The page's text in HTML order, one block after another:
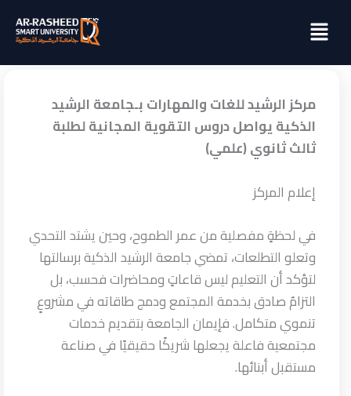
Menu
مركز الرشيد للغات والمهارات بـجامعة الرشيد
الذكية يواصل دروس التقوية المجانية لطلبة
ثالث ثانوي (علمي)
إعلام المركز
في لحظةٍ مفصلية من عمر الطموح، وحين يشتد التحدي
وتعلو التطلعات، تمضي جامعة الرشيد الذكية برسالتها
لتؤكد أن التعليم ليس قاعاتٍ ومحاضرات فحسب، بل
التزامٌ صادق بخدمة المجتمع ودمج طاقاته في مشروعٍ
تنموي متكامل. فإيمان الجامعة بتقديم خدمات
مجتمعية فاعلة يجعلها شريكًا حقيقيًا في صناعة
مستقبل أبنائها.